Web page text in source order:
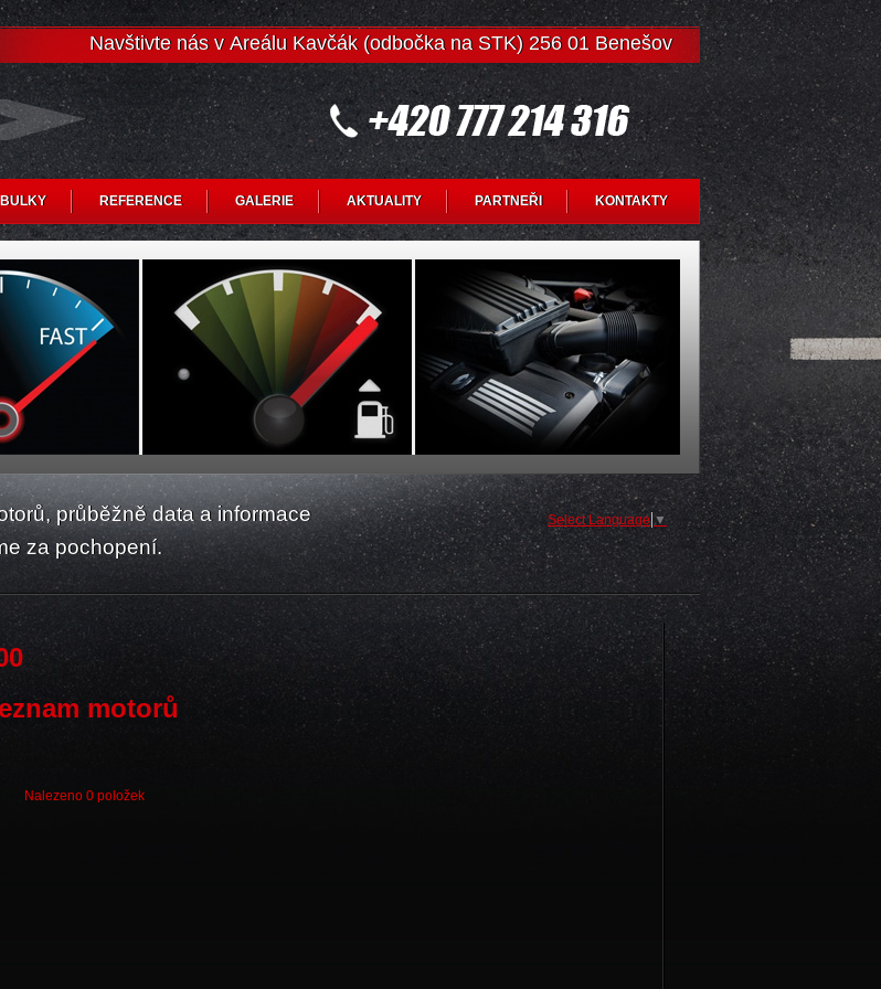
Navštivte nás v Areálu Kavčák (odbočka na STK) 256 01 Benešov
REFERENCE GALERIE AKTUALITY PARTNEŘI KONTAKTY
Select Language ▼
průběžně data a informace
za pochopení.
motorů
Nalezeno 0 položek